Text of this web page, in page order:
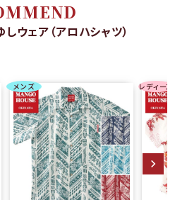
ウェア（アロハシャツ）
メンズ レディース